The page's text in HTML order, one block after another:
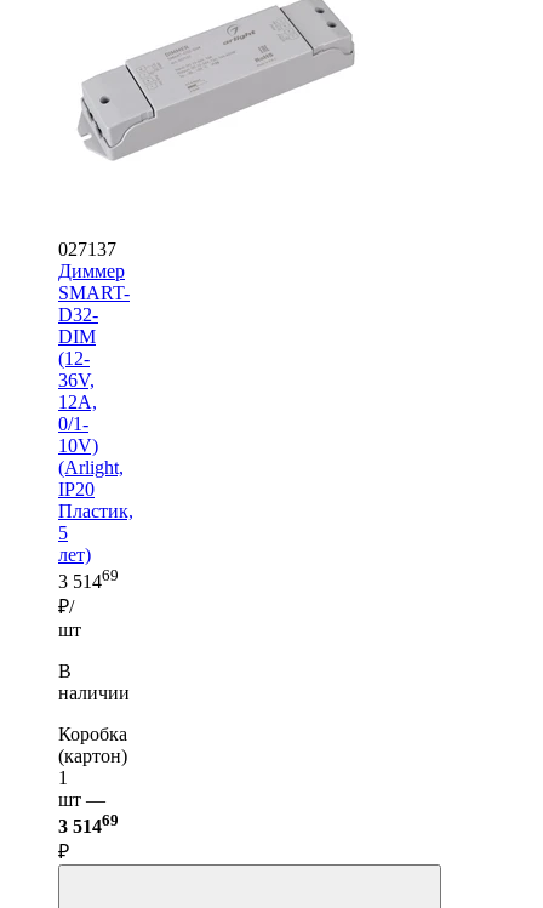
027137
Диммер
SMART-
D32-
DIM
(12-
36V,
12A,
0/1-
10V)
(Arlight,
IP20
Пластик,
5
лет)
3 51469
₽/
шт
В
наличии
Коробка
(картон)
1
шт —
3 51469
₽